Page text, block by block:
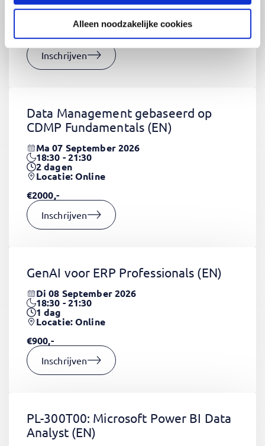
Alleen noodzakelijke cookies
2dagen
€1320,-
Inschrijven
Data Management gebaseerd op
CDMP Fundamentals (EN)
Ma 07 September 2026
18:30 - 21:30
2dagen
Locatie: Online
€2000,-
Inschrijven
GenAI voor ERP Professionals (EN)
Di 08 September 2026
18:30 - 21:30
1dag
Locatie: Online
€900,-
Inschrijven
PL-300T00: Microsoft Power BI Data
Analyst (EN)